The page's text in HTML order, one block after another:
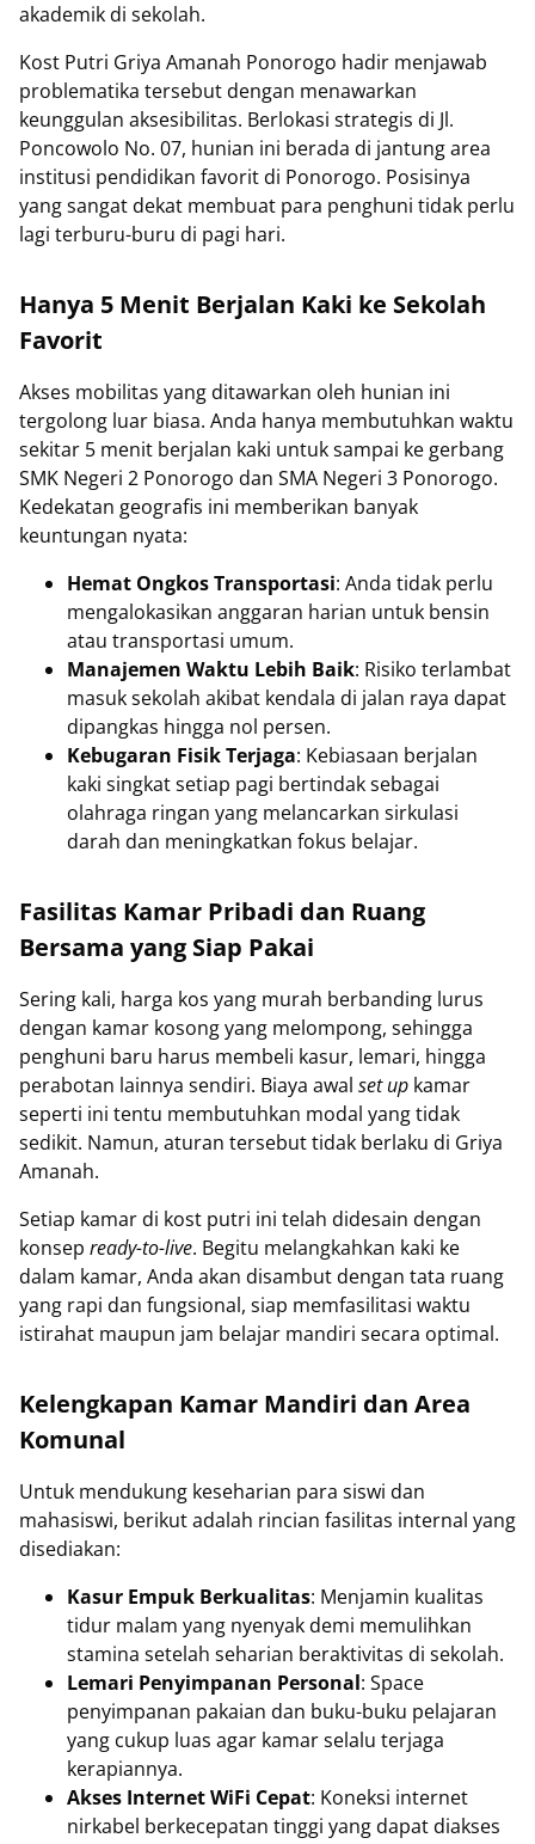
akademik di sekolah.
Kost Putri Griya Amanah Ponorogo hadir menjawab
problematika tersebut dengan menawarkan
keunggulan aksesibilitas. Berlokasi strategis di Jl.
Poncowolo No. 07, hunian ini berada di jantung area
institusi pendidikan favorit di Ponorogo. Posisinya
yang sangat dekat membuat para penghuni tidak perlu
lagi terburu-buru di pagi hari.
Hanya 5 Menit Berjalan Kaki ke Sekolah
Favorit
Akses mobilitas yang ditawarkan oleh hunian ini
tergolong luar biasa. Anda hanya membutuhkan waktu
sekitar 5 menit berjalan kaki untuk sampai ke gerbang
SMK Negeri 2 Ponorogo dan SMA Negeri 3 Ponorogo.
Kedekatan geografis ini memberikan banyak
keuntungan nyata:
Hemat Ongkos Transportasi: Anda tidak perlu
mengalokasikan anggaran harian untuk bensin
atau transportasi umum.
Manajemen Waktu Lebih Baik: Risiko terlambat
masuk sekolah akibat kendala di jalan raya dapat
dipangkas hingga nol persen.
Kebugaran Fisik Terjaga: Kebiasaan berjalan
kaki singkat setiap pagi bertindak sebagai
olahraga ringan yang melancarkan sirkulasi
darah dan meningkatkan fokus belajar.
Fasilitas Kamar Pribadi dan Ruang
Bersama yang Siap Pakai
Sering kali, harga kos yang murah berbanding lurus
dengan kamar kosong yang melompong, sehingga
penghuni baru harus membeli kasur, lemari, hingga
perabotan lainnya sendiri. Biaya awal set up kamar
seperti ini tentu membutuhkan modal yang tidak
sedikit. Namun, aturan tersebut tidak berlaku di Griya
Amanah.
Setiap kamar di kost putri ini telah didesain dengan
konsep ready-to-live. Begitu melangkahkan kaki ke
dalam kamar, Anda akan disambut dengan tata ruang
yang rapi dan fungsional, siap memfasilitasi waktu
istirahat maupun jam belajar mandiri secara optimal.
Kelengkapan Kamar Mandiri dan Area
Komunal
Untuk mendukung keseharian para siswi dan
mahasiswi, berikut adalah rincian fasilitas internal yang
disediakan:
Kasur Empuk Berkualitas: Menjamin kualitas
tidur malam yang nyenyak demi memulihkan
stamina setelah seharian beraktivitas di sekolah.
Lemari Penyimpanan Personal: Space
penyimpanan pakaian dan buku-buku pelajaran
yang cukup luas agar kamar selalu terjaga
kerapiannya.
Akses Internet WiFi Cepat: Koneksi internet
nirkabel berkecepatan tinggi yang dapat diakses